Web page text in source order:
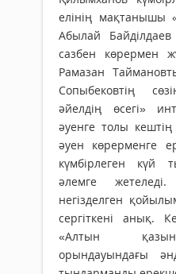
елінің мақтанышы
Абылай
сазбен көрермен
Рамазан
Сопыбековтің
әйелдің өсегі»
әуенге толы кештің
әуен көрерменге
күмбірлеген күй
әлемге
негізделген
сергіткені анық.
«Алтын
орындауындағы